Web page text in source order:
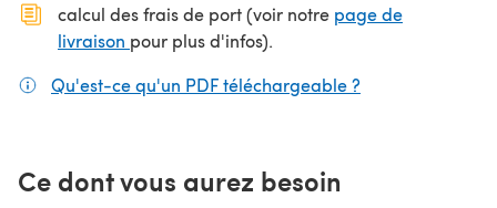
calcul des frais de port (voir notre page de
livraison (s'ouvre dans un nouvel onglet)
pour plus d'infos).
Qu'est-ce qu'un PDF téléchargeable ?
Ce dont vous aurez besoin